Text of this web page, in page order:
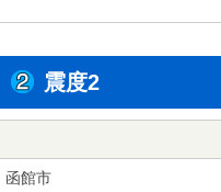
震度2
函館市